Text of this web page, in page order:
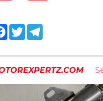
Facebook
Twitter